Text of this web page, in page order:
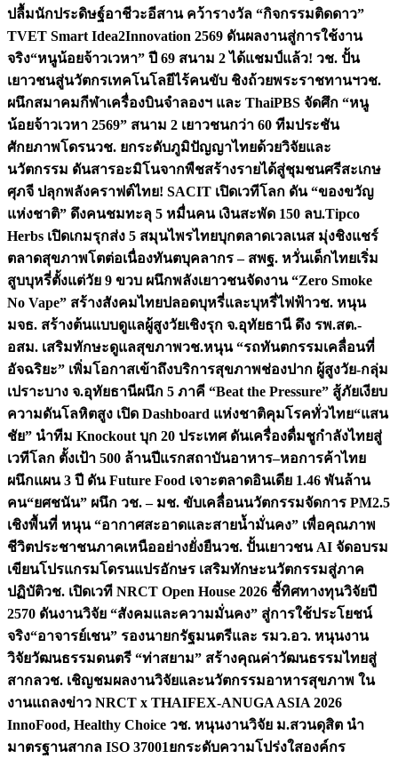
ปลื้มนักประดิษฐ์อาชีวะอีสาน คว้ารางวัล “กิจกรรมติดดาว”
TVET Smart Idea2Innovation 2569 ดันผลงานสู่การใช้งาน
จริง“หนูน้อยจ้าวเวหา” ปี 69 สนาม 2 ได้แชมป์แล้ว! วช. ปั้น
เยาวชนสู่นวัตกรเทคโนโลยีไร้คนขับ ชิงถ้วยพระราชทานฯวช.
ผนึกสมาคมกีฬาเครื่องบินจำลองฯ และ ThaiPBS จัดศึก “หนู
น้อยจ้าวเวหา 2569” สนาม 2 เยาวชนกว่า 60 ทีมประชัน
ศักยภาพโดรนวช. ยกระดับภูมิปัญญาไทยด้วยวิจัยและ
นวัตกรรม ดันสารอะมิโนจากพืชสร้างรายได้สู่ชุมชนศรีสะเกษ
ศุภจี ปลุกพลังคราฟต์ไทย! SACIT เปิดเวทีโลก ดัน “ของขวัญ
แห่งชาติ” ดึงคนชมทะลุ 5 หมื่นคน เงินสะพัด 150 ลบ.Tipco
Herbs เปิดเกมรุกส่ง 5 สมุนไพรไทยบุกตลาดเวลเนส มุ่งชิงแชร์
ตลาดสุขภาพโตต่อเนื่องทันตบุคลากร – สพฐ. หวั่นเด็กไทยเริ่ม
สูบบุหรี่ตั้งแต่วัย 9 ขวบ ผนึกพลังเยาวชนจัดงาน “Zero Smoke
No Vape” สร้างสังคมไทยปลอดบุหรี่และบุหรี่ไฟฟ้าวช. หนุน
มจธ. สร้างต้นแบบดูแลผู้สูงวัยเชิงรุก จ.อุทัยธานี ดึง รพ.สต.-
อสม. เสริมทักษะดูแลสุขภาพวช.หนุน “รถทันตกรรมเคลื่อนที่
อัจฉริยะ” เพิ่มโอกาสเข้าถึงบริการสุขภาพช่องปาก ผู้สูงวัย-กลุ่ม
เปราะบาง จ.อุทัยธานีผนึก 5 ภาคี “Beat the Pressure” สู้ภัยเงียบ
ความดันโลหิตสูง เปิด Dashboard แห่งชาติคุมโรคทั่วไทย“แสน
ชัย” นำทีม Knockout บุก 20 ประเทศ ดันเครื่องดื่มชูกำลังไทยสู่
เวทีโลก ตั้งเป้า 500 ล้านปีแรกสถาบันอาหาร–หอการค้าไทย
ผนึกแผน 3 ปี ดัน Future Food เจาะตลาดอินเดีย 1.46 พันล้าน
คน“ยศชนัน” ผนึก วช. – มช. ขับเคลื่อนนวัตกรรมจัดการ PM2.5
เชิงพื้นที่ หนุน “อากาศสะอาดและสายน้ำมั่นคง” เพื่อคุณภาพ
ชีวิตประชาชนภาคเหนืออย่างยั่งยืนวช. ปั้นเยาวชน AI จัดอบรม
เขียนโปรแกรมโดรนแปรอักษร เสริมทักษะนวัตกรรมสู่ภาค
ปฏิบัติวช. เปิดเวที NRCT Open House 2026 ชี้ทิศทางทุนวิจัยปี
2570 ดันงานวิจัย “สังคมและความมั่นคง” สู่การใช้ประโยชน์
จริง“อาจารย์เชน” รองนายกรัฐมนตรีและ รมว.อว. หนุนงาน
วิจัยวัฒนธรรมดนตรี “ท่าสยาม” สร้างคุณค่าวัฒนธรรมไทยสู่
สากลวช. เชิญชมผลงานวิจัยและนวัตกรรมอาหารสุขภาพ ใน
งานแถลงข่าว NRCT x THAIFEX-ANUGA ASIA 2026
InnoFood, Healthy Choice วช. หนุนงานวิจัย ม.สวนดุสิต นำ
มาตรฐานสากล ISO 37001ยกระดับความโปร่งใสองค์กร